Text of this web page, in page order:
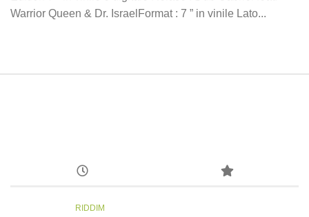
Warrior Queen & Dr. IsraelFormat : 7 ” in vinile Lato...
RIDDIM